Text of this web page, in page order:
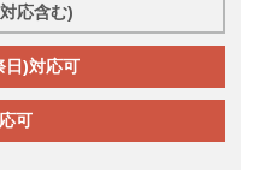
応含む)
日)対応可
可